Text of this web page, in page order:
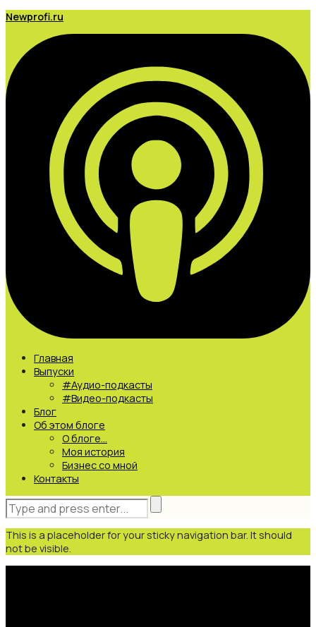
Newprofi.ru
Главная
Выпуски
#Аудио-подкасты
#Видео-подкасты
Блог
Об этом блоге
О блоге…
Моя история
Бизнес со мной
Контакты
This is a placeholder for your sticky navigation bar. It should
not be visible.